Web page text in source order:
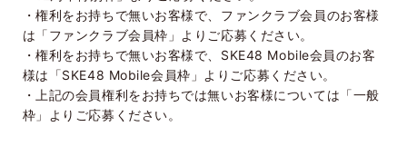
・権利をお持ちで無いお客様で、ファンクラブ会員のお客様
は「ファンクラブ会員枠」よりご応募ください。
・権利をお持ちで無いお客様で、 SKE48 Mobile会員のお客
様は「SKE48 Mobile会員枠」よりご応募ください。
・上記の会員権利をお持ちでは無いお客様については「一般
枠」よりご応募ください。